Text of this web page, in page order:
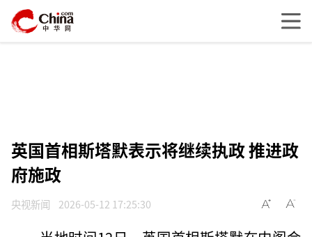
英国首相斯塔默表示将继续执政 推进政
府施政
央视新闻 2026-05-12 17:25:30